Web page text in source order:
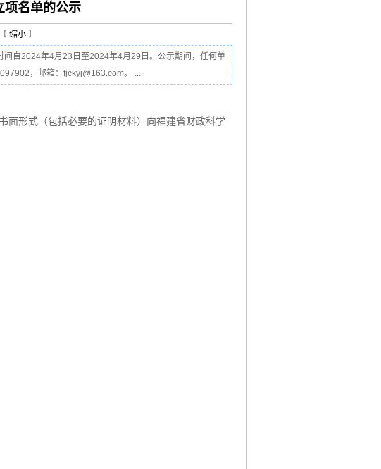
项名单的公示
缩小 】
自2024年4月23日至2024年4月29日。公示期间，任何单
，邮箱：fjckyj@163.com。 ...
形式（包括必要的证明材料）向福建省财政科学